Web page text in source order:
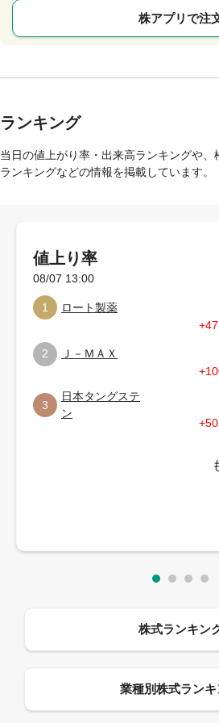
株アプリで注
ランキング
当日の値上がり率・出来高ランキングや
ランキングなどの情報を掲載しています。